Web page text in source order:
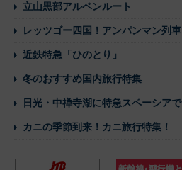
立山黒部アルペンルート
レッツゴー四国！アンパンマン列車
近鉄特急「ひのとり」
冬のおすすめ国内旅行特集
日光・中禅寺湖に特急スペーシアで
カニの季節到来！カニ旅行特集！